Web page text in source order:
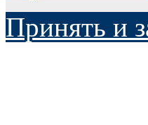
Принять и